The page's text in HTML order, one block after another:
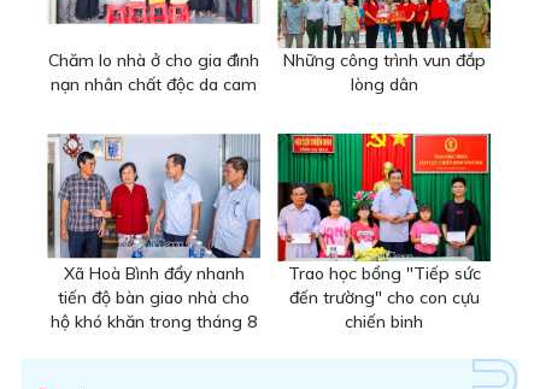
Chăm lo nhà ở cho gia đình
nạn nhân chất độc da cam
Những công trình vun đắp
lòng dân
Xã Hoà Bình đẩy nhanh
tiến độ bàn giao nhà cho
hộ khó khăn trong tháng 8
Trao học bổng "Tiếp sức
đến trường" cho con cựu
chiến binh